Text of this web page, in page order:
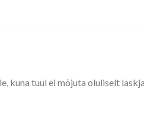
kuna tuul ei mõjuta oluliselt